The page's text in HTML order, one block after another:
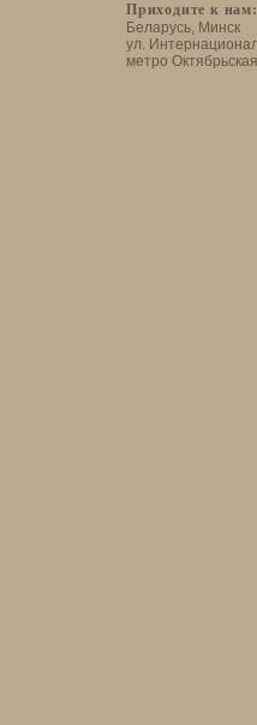
Приходите к нам:
Беларусь, Минск
ул.
метро